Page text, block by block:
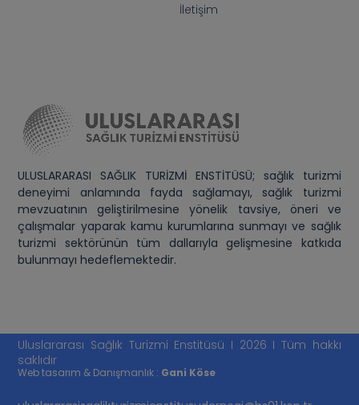
ULUSLARARASI SAĞLIK TURİZMİ ENSTİTÜSÜ; sağlık turizmi
deneyimi anlamında fayda sağlamayı, sağlık turizmi
mevzuatının geliştirilmesine yönelik tavsiye, öneri ve
çalışmalar yaparak kamu kurumlarına sunmayı ve sağlık
turizmi sektörünün tüm dallarıyla gelişmesine katkıda
bulunmayı hedeflemektedir.
İletişim
Uluslararası Sağlık Turizmi Enstitüsü I 2026 I Tüm hakkı
saklıdır
Web tasarım & Danışmanlık : Gani Köse